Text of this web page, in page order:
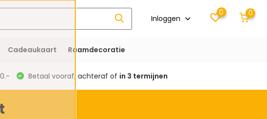
Inloggen
0 0
Cadeaukaart Raamdecoratie
Betaal vooraf, achteraf of in 3 termijnen